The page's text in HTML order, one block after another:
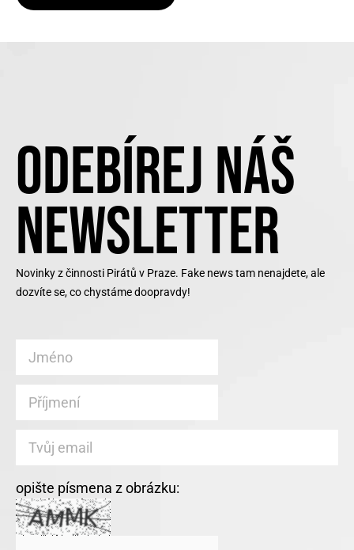
ODEBÍREJ NÁŠ
NEWSLETTER
Novinky z činnosti Pirátů v Praze. Fake news tam nenajdete, ale
dozvíte se, co chystáme doopravdy!
opište písmena z obrázku: